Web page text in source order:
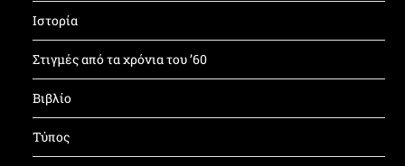
Ιστορία
Στιγμές από τα χρόνια του ’60
Βιβλίο
Τύπος